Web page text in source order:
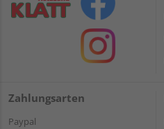
Zahlungsarten
Paypal